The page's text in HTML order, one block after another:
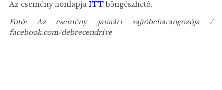
Az esemény honlapjaITT böngészhető.
Fotó: Az esemény januári sajtóbeharangozója /
facebook.com/debrecendrive